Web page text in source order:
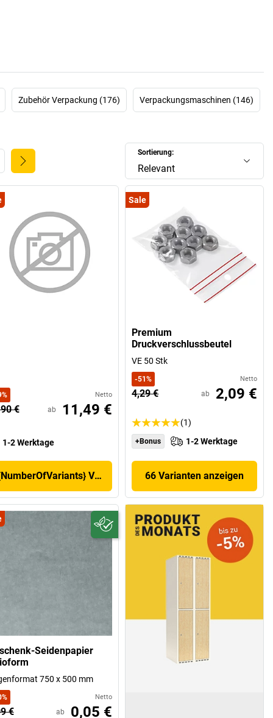
Zubehör Verpackung (176) Verpackungsmaschinen (146)
Sortierung:
Relevant
% Netto
€ ab 11,49 €
1-2 Werktage
Varianten anzeigen
Sale
Premium
Druckverschlussbeutel
VE 50 Stk
-51% Netto
4,29 € ab 2,09 €
(1)
+Bonus 1-2 Werktage
66 Varianten anzeigen
Seidenpapier
750 x 500 mm
% Netto
€ ab 0,05 €